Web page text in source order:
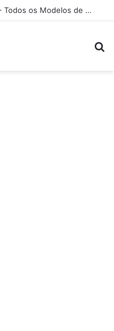
Atualizações AZAMERICA 2026 – Todos os Modelos de Receptores AZAMERICA